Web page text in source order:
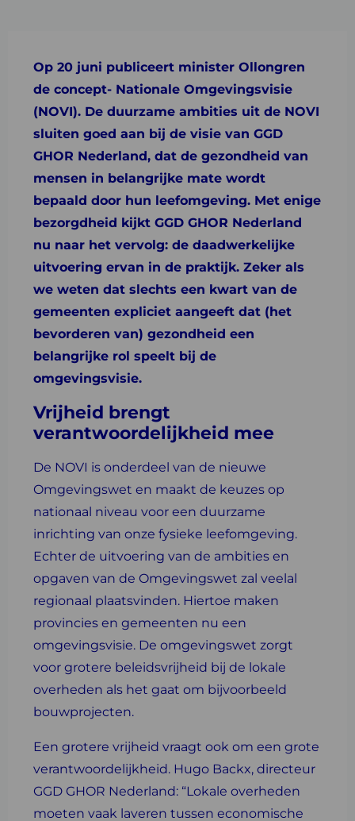
Op 20 juni publiceert minister Ollongren
de concept- Nationale Omgevingsvisie
(NOVI). De duurzame ambities uit de NOVI
sluiten goed aan bij de visie van GGD
GHOR Nederland, dat de gezondheid van
mensen in belangrijke mate wordt
bepaald door hun leefomgeving. Met enige
bezorgdheid kijkt GGD GHOR Nederland
nu naar het vervolg: de daadwerkelijke
uitvoering ervan in de praktijk. Zeker als
we weten dat slechts een kwart van de
gemeenten expliciet aangeeft dat (het
bevorderen van) gezondheid een
belangrijke rol speelt bij de
omgevingsvisie.
Vrijheid brengt
verantwoordelijkheid mee
De NOVI is onderdeel van de nieuwe
Omgevingswet en maakt de keuzes op
nationaal niveau voor een duurzame
inrichting van onze fysieke leefomgeving.
Echter de uitvoering van de ambities en
opgaven van de Omgevingswet zal veelal
regionaal plaatsvinden. Hiertoe maken
provincies en gemeenten nu een
omgevingsvisie. De omgevingswet zorgt
voor grotere beleidsvrijheid bij de lokale
overheden als het gaat om bijvoorbeeld
bouwprojecten.
Een grotere vrijheid vraagt ook om een grote
verantwoordelijkheid. Hugo Backx, directeur
GGD GHOR Nederland: “Lokale overheden
moeten vaak laveren tussen economische